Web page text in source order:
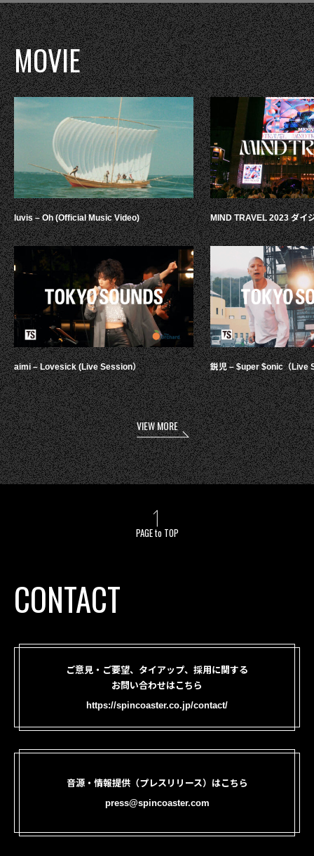
MOVIE
luvis – Oh (Official Music Video)
aimi – Lovesick (Live Session）
MIND TRAVEL 2023 ダイ
鋭児 – $uper $onic（Live
VIEW MORE
PAGE to TOP
CONTACT
ご意見・ご要望、タイアップ、採用に関する
お問い合わせはこちら
https://spincoaster.co.jp/contact/
音源・情報提供（プレスリリース）はこちら
press@spincoaster.com